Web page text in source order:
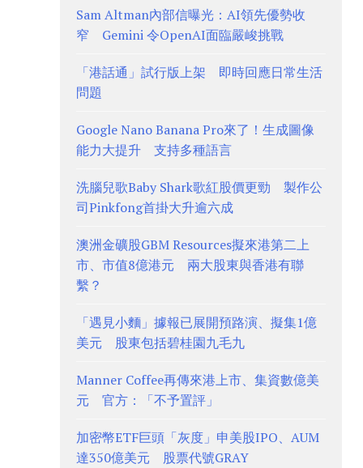
Sam Altman內部信曝光：AI領先優勢收
窄 Gemini 令OpenAI面臨嚴峻挑戰
「港話通」試行版上架 即時回應日常生活
問題
Google Nano Banana Pro來了！生成圖像
能力大提升 支持多種語言
洗腦兒歌Baby Shark歌紅股價更勁 製作公
司Pinkfong首掛大升逾六成
澳洲金礦股GBM Resources擬來港第二上
市、市值8億港元 兩大股東與香港有聯
繫？
「遇見小麵」據報已展開預路演、擬集1億
美元 股東包括碧桂園九毛九
Manner Coffee再傳來港上市、集資數億美
元 官方：「不予置評」
加密幣ETF巨頭「灰度」申美股IPO、AUM
達350億美元 股票代號GRAY